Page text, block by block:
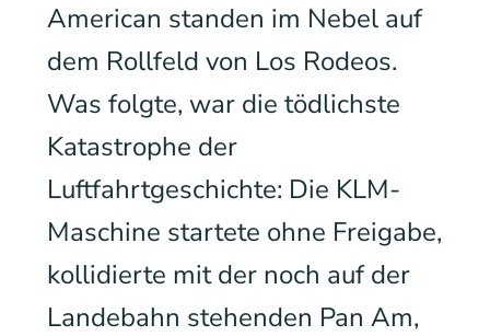
American standen im Nebel auf
dem Rollfeld von Los Rodeos.
Was folgte, war die tödlichste
Katastrophe der
Luftfahrtgeschichte: Die KLM-
Maschine startete ohne Freigabe,
kollidierte mit der noch auf der
Landebahn stehenden Pan Am,